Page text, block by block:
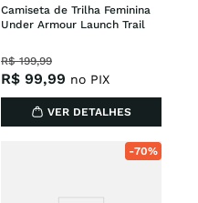
Camiseta de Trilha Feminina
Under Armour Launch Trail
R$ 199,99
R$ 99,99 no PIX
VER DETALHES
-70%